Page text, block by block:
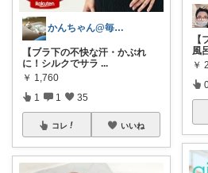
かんちゃん@毎日健康なカラダに
【ブラ下の不快な汗・かぶれ
に！シルクでサラ ...
￥ 1,760
1 1 35
コレ いいね
風
￥